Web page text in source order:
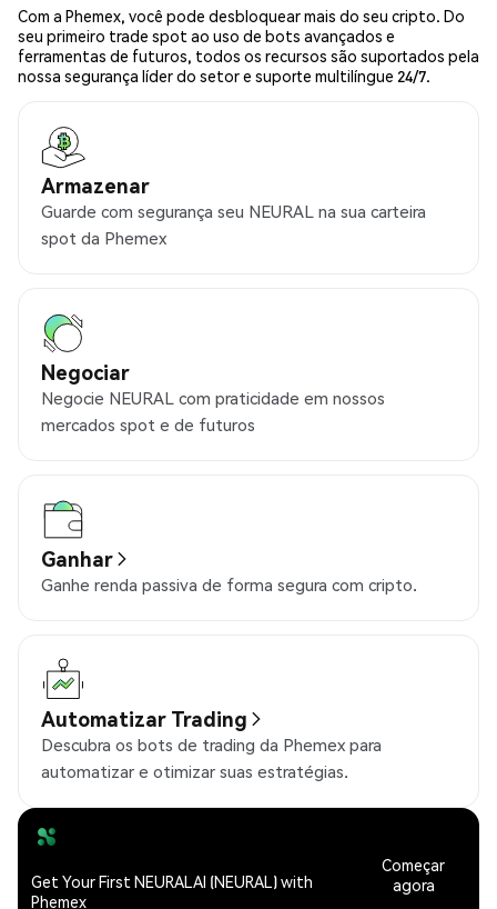
Com a Phemex, você pode desbloquear mais do seu cripto. Do
seu primeiro trade spot ao uso de bots avançados e
ferramentas de futuros, todos os recursos são suportados pela
nossa segurança líder do setor e suporte multilíngue 24/7.
Armazenar
Guarde com segurança seu NEURAL na sua carteira
spot da Phemex
Negociar
Negocie NEURAL com praticidade em nossos
mercados spot e de futuros
Ganhar
Ganhe renda passiva de forma segura com cripto.
Automatizar Trading
Descubra os bots de trading da Phemex para
automatizar e otimizar suas estratégias.
Get Your First NEURALAI (NEURAL) with
Phemex
Começar
agora